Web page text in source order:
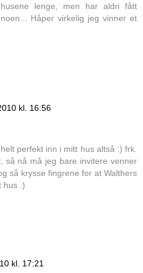
lenge, men har aldri fått
Håper virkelig jeg vinner et
kl. 16:56
perfekt inn i mitt hus altså :) frk.
så nå må jeg bare invitere venner
så krysse fingrene for at Walthers
hus :)
kl. 17:21